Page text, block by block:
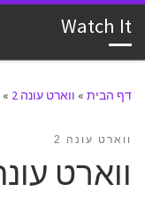
Watch It
דף הבית » ווארט עונה 2 »
ווארט עונה 2